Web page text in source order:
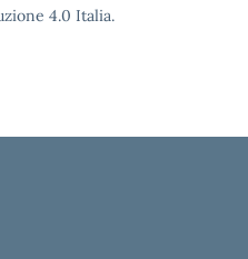
4.0 Italia.